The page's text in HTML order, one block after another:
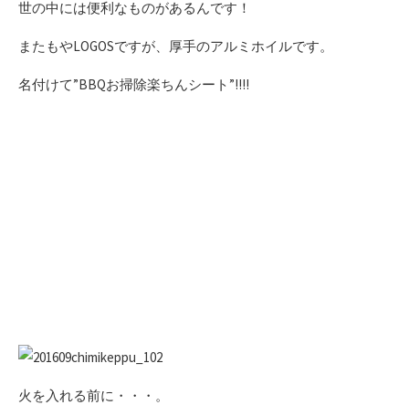
世の中には便利なものがあるんです！
またもやLOGOSですが、厚手のアルミホイルです。
名付けて”BBQお掃除楽ちんシート”!!!!
火を入れる前に・・・。